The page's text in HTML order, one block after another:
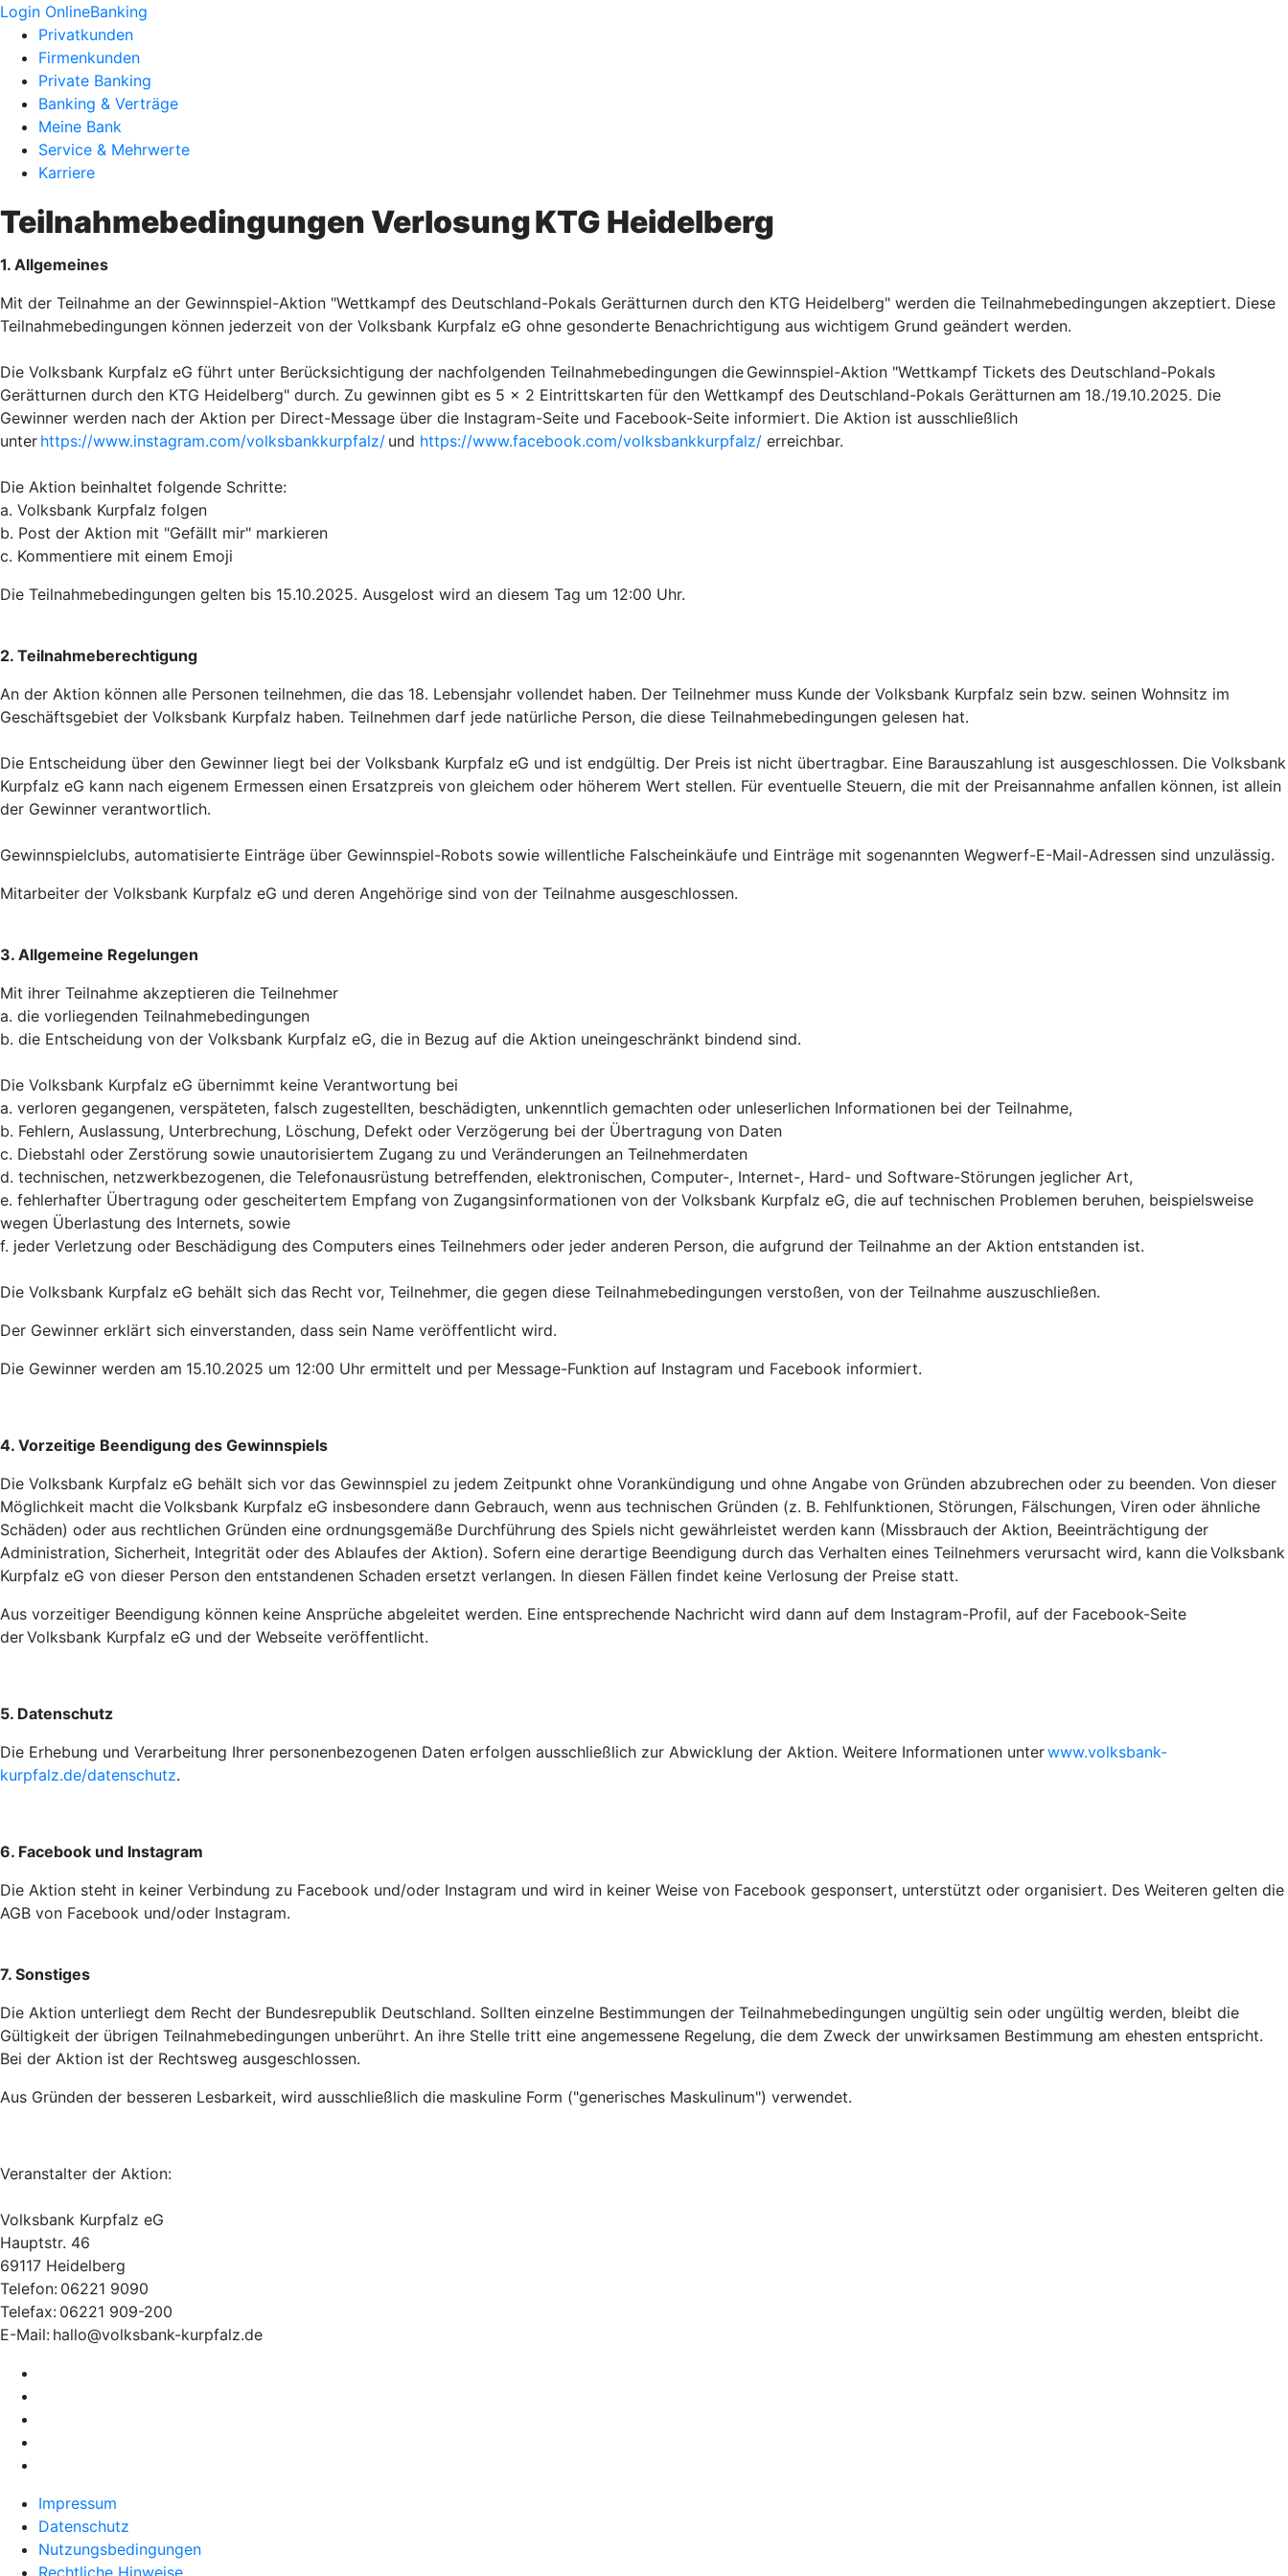
Login OnlineBanking
Privatkunden
Firmenkunden
Private Banking
Banking & Verträge
Meine Bank
Service & Mehrwerte
Karriere
Teilnahmebedingungen Verlosung KTG Heidelberg
1. Allgemeines
Mit der Teilnahme an der Gewinnspiel-Aktion "Wettkampf des Deutschland-Pokals Gerätturnen durch den KTG Heidelberg" werden die Teilnahmebedingungen akzeptiert. Diese
Teilnahmebedingungen können jederzeit von der Volksbank Kurpfalz eG ohne gesonderte Benachrichtigung aus wichtigem Grund geändert werden.
Die Volksbank Kurpfalz eG führt unter Berücksichtigung der nachfolgenden Teilnahmebedingungen die Gewinnspiel-Aktion "Wettkampf Tickets des Deutschland-Pokals
Gerätturnen durch den KTG Heidelberg" durch. Zu gewinnen gibt es 5 x 2 Eintrittskarten für den Wettkampf des Deutschland-Pokals Gerätturnen am 18./19.10.2025. Die
Gewinner werden nach der Aktion per Direct-Message über die Instagram-Seite und Facebook-Seite informiert. Die Aktion ist ausschließlich
unter https://www.instagram.com/volksbankkurpfalz/ und https://www.facebook.com/volksbankkurpfalz/ erreichbar.
Die Aktion beinhaltet folgende Schritte:
a. Volksbank Kurpfalz folgen
b. Post der Aktion mit "Gefällt mir" markieren
c. Kommentiere mit einem Emoji
Die Teilnahmebedingungen gelten bis 15.10.2025. Ausgelost wird an diesem Tag um 12:00 Uhr.
2. Teilnahmeberechtigung
An der Aktion können alle Personen teilnehmen, die das 18. Lebensjahr vollendet haben. Der Teilnehmer muss Kunde der Volksbank Kurpfalz sein bzw. seinen Wohnsitz im
Geschäftsgebiet der Volksbank Kurpfalz haben. Teilnehmen darf jede natürliche Person, die diese Teilnahmebedingungen gelesen hat.
Die Entscheidung über den Gewinner liegt bei der Volksbank Kurpfalz eG und ist endgültig. Der Preis ist nicht übertragbar. Eine Barauszahlung ist ausgeschlossen. Die Volksbank
Kurpfalz eG kann nach eigenem Ermessen einen Ersatzpreis von gleichem oder höherem Wert stellen. Für eventuelle Steuern, die mit der Preisannahme anfallen können, ist allein
der Gewinner verantwortlich.
Gewinnspielclubs, automatisierte Einträge über Gewinnspiel-Robots sowie willentliche Falscheinkäufe und Einträge mit sogenannten Wegwerf-E-Mail-Adressen sind unzulässig.
Mitarbeiter der Volksbank Kurpfalz eG und deren Angehörige sind von der Teilnahme ausgeschlossen.
3. Allgemeine Regelungen
Mit ihrer Teilnahme akzeptieren die Teilnehmer
a. die vorliegenden Teilnahmebedingungen
b. die Entscheidung von der Volksbank Kurpfalz eG, die in Bezug auf die Aktion uneingeschränkt bindend sind.
Die Volksbank Kurpfalz eG übernimmt keine Verantwortung bei
a. verloren gegangenen, verspäteten, falsch zugestellten, beschädigten, unkenntlich gemachten oder unleserlichen Informationen bei der Teilnahme,
b. Fehlern, Auslassung, Unterbrechung, Löschung, Defekt oder Verzögerung bei der Übertragung von Daten
c. Diebstahl oder Zerstörung sowie unautorisiertem Zugang zu und Veränderungen an Teilnehmerdaten
d. technischen, netzwerkbezogenen, die Telefonausrüstung betreffenden, elektronischen, Computer-, Internet-, Hard- und Software-Störungen jeglicher Art,
e. fehlerhafter Übertragung oder gescheitertem Empfang von Zugangsinformationen von der Volksbank Kurpfalz eG, die auf technischen Problemen beruhen, beispielsweise
wegen Überlastung des Internets, sowie
f. jeder Verletzung oder Beschädigung des Computers eines Teilnehmers oder jeder anderen Person, die aufgrund der Teilnahme an der Aktion entstanden ist.
Die Volksbank Kurpfalz eG behält sich das Recht vor, Teilnehmer, die gegen diese Teilnahmebedingungen verstoßen, von der Teilnahme auszuschließen.
Der Gewinner erklärt sich einverstanden, dass sein Name veröffentlicht wird.
Die Gewinner werden am 15.10.2025 um 12:00 Uhr ermittelt und per Message-Funktion auf Instagram und Facebook informiert.
4. Vorzeitige Beendigung des Gewinnspiels
Die Volksbank Kurpfalz eG behält sich vor das Gewinnspiel zu jedem Zeitpunkt ohne Vorankündigung und ohne Angabe von Gründen abzubrechen oder zu beenden. Von dieser
Möglichkeit macht die Volksbank Kurpfalz eG insbesondere dann Gebrauch, wenn aus technischen Gründen (z. B. Fehlfunktionen, Störungen, Fälschungen, Viren oder ähnliche
Schäden) oder aus rechtlichen Gründen eine ordnungsgemäße Durchführung des Spiels nicht gewährleistet werden kann (Missbrauch der Aktion, Beeinträchtigung der
Administration, Sicherheit, Integrität oder des Ablaufes der Aktion). Sofern eine derartige Beendigung durch das Verhalten eines Teilnehmers verursacht wird, kann die Volksbank
Kurpfalz eG von dieser Person den entstandenen Schaden ersetzt verlangen. In diesen Fällen findet keine Verlosung der Preise statt.
Aus vorzeitiger Beendigung können keine Ansprüche abgeleitet werden. Eine entsprechende Nachricht wird dann auf dem Instagram-Profil, auf der Facebook-Seite
der Volksbank Kurpfalz eG und der Webseite veröffentlicht.
5. Datenschutz
Die Erhebung und Verarbeitung Ihrer personenbezogenen Daten erfolgen ausschließlich zur Abwicklung der Aktion. Weitere Informationen unterwww.volksbank-
kurpfalz.de/datenschutz.
6. Facebook und Instagram
Die Aktion steht in keiner Verbindung zu Facebook und/oder Instagram und wird in keiner Weise von Facebook gesponsert, unterstützt oder organisiert. Des Weiteren gelten die
AGB von Facebook und/oder Instagram.
7. Sonstiges
Die Aktion unterliegt dem Recht der Bundesrepublik Deutschland. Sollten einzelne Bestimmungen der Teilnahmebedingungen ungültig sein oder ungültig werden, bleibt die
Gültigkeit der übrigen Teilnahmebedingungen unberührt. An ihre Stelle tritt eine angemessene Regelung, die dem Zweck der unwirksamen Bestimmung am ehesten entspricht.
Bei der Aktion ist der Rechtsweg ausgeschlossen.
Aus Gründen der besseren Lesbarkeit, wird ausschließlich die maskuline Form ("generisches Maskulinum") verwendet.
Veranstalter der Aktion:
Volksbank Kurpfalz eG
Hauptstr. 46
69117 Heidelberg
Telefon: 06221 9090
Telefax: 06221 909-200
E-Mail: hallo@volksbank-kurpfalz.de
Impressum
Datenschutz
Nutzungsbedingungen
Rechtliche Hinweise